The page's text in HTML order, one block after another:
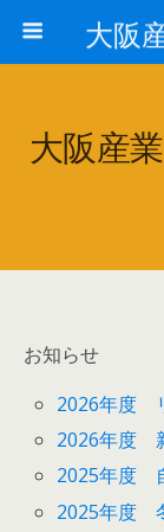
大阪産
お知らせ
2026年度
2026年度
2025年度
2025年度